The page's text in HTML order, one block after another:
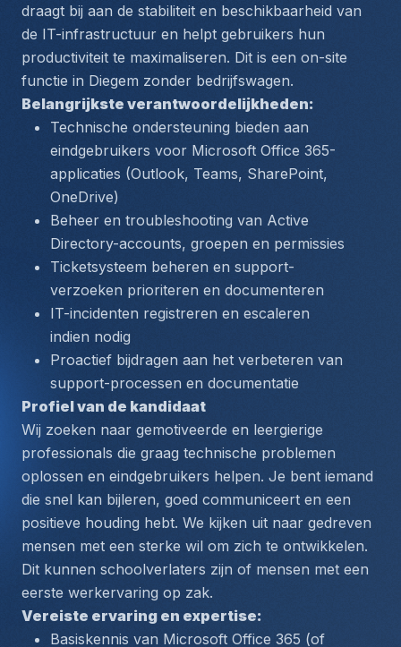
draagt bij aan de stabiliteit en beschikbaarheid van
de IT-infrastructuur en helpt gebruikers hun
productiviteit te maximaliseren. Dit is een on-site
functie in Diegem zonder bedrijfswagen.
Belangrijkste verantwoordelijkheden:
Technische ondersteuning bieden aan
eindgebruikers voor Microsoft Office 365-
applicaties (Outlook, Teams, SharePoint,
OneDrive)
Beheer en troubleshooting van Active
Directory-accounts, groepen en permissies
Ticketsysteem beheren en support-
verzoeken prioriteren en documenteren
IT-incidenten registreren en escaleren
indien nodig
Proactief bijdragen aan het verbeteren van
support-processen en documentatie
Profiel van de kandidaat
Wij zoeken naar gemotiveerde en leergierige
professionals die graag technische problemen
oplossen en eindgebruikers helpen. Je bent iemand
die snel kan bijleren, goed communiceert en een
positieve houding hebt. We kijken uit naar gedreven
mensen met een sterke wil om zich te ontwikkelen.
Dit kunnen schoolverlaters zijn of mensen met een
eerste werkervaring op zak.
Vereiste ervaring en expertise:
Basiskennis van Microsoft Office 365 (of